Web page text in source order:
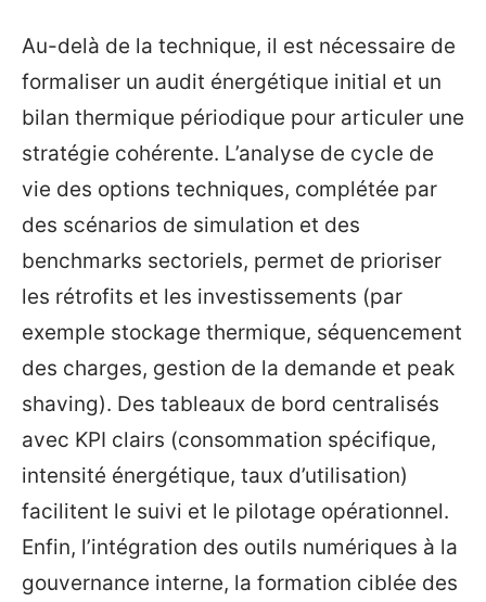
Au-delà de la technique, il est nécessaire de
formaliser un audit énergétique initial et un
bilan thermique périodique pour articuler une
stratégie cohérente. L’analyse de cycle de
vie des options techniques, complétée par
des scénarios de simulation et des
benchmarks sectoriels, permet de prioriser
les rétrofits et les investissements (par
exemple stockage thermique, séquencement
des charges, gestion de la demande et peak
shaving). Des tableaux de bord centralisés
avec KPI clairs (consommation spécifique,
intensité énergétique, taux d’utilisation)
facilitent le suivi et le pilotage opérationnel.
Enfin, l’intégration des outils numériques à la
gouvernance interne, la formation ciblée des